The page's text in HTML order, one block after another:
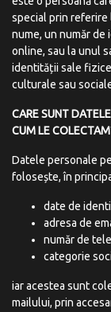
special prin referire
nume, un număr
online, sau la unul
identității sale
culturale sau
CARE SUNT
CUM LE
Datele personale
folosește, în
date de
adresa de
număr de
categorie
iar acestea sunt
mailului, prin